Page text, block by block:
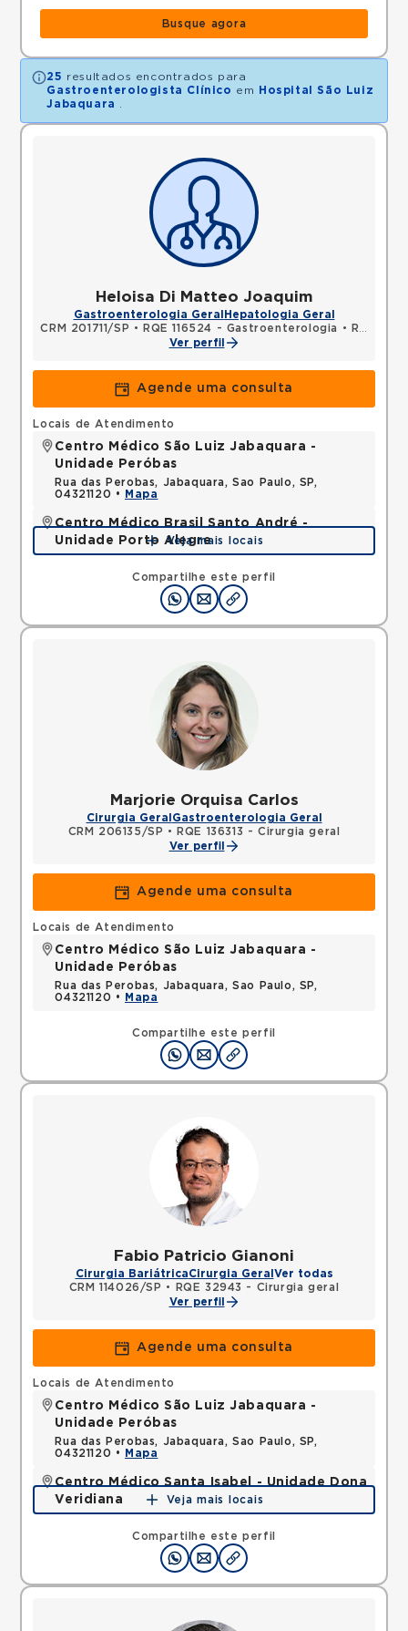
Busque agora
25 resultados encontrados para
Gastroenterologista Clínico em
Hospital São Luiz
Jabaquara
Heloisa Di Matteo Joaquim
Gastroenterologia Geral Hepatologia Geral
CRM 201711/SP • RQE 116524 - Gastroenterologia •
RQE 116525 - Clínica médica
Ver perfil
Agende uma consulta
Compartilhe este perfil
Locais de Atendimento
Centro Médico São Luiz Jabaquara -
Unidade Peróbas
Rua das Perobas, Jabaquara, Sao Paulo, SP,
04321120 •
Mapa
Centro Médico Brasil Santo André -
Unidade Porto Alegre
Rua Porto Alegre, Vila Assuncao, Santo Andre, SP,
Mapa
Veja mais locais
Marjorie Orquisa Carlos
Cirurgia Geral Gastroenterologia Geral
CRM 206135/SP •
RQE 136313 - Cirurgia geral
Ver perfil
Agende uma consulta
Compartilhe este perfil
Locais de Atendimento
Centro Médico São Luiz Jabaquara -
Unidade Peróbas
Rua das Perobas, Jabaquara, Sao Paulo, SP,
04321120 •
Mapa
Fabio Patricio Gianoni
Cirurgia BariátricaCirurgia Geral Ver todas
CRM 114026/SP •
RQE 32943 - Cirurgia geral
Ver perfil
Agende uma consulta
Compartilhe este perfil
Locais de Atendimento
Centro Médico São Luiz Jabaquara -
Unidade Peróbas
Rua das Perobas, Jabaquara, Sao Paulo, SP,
04321120 •
Mapa
Centro Médico Santa Isabel - Unidade Dona
Veridiana
Rua Dona Veridiana, Vila Buarque, Sao Paulo, SP,
Mapa
Veja mais locais